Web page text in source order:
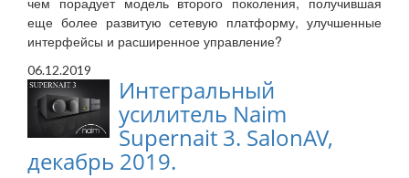
еще более развитую сетевую платформу, улучшенные
интерфейсы и расширенное управление?
06.12.2019
Интегральный
усилитель Naim
Supernait 3. SalonAV,
декабрь 2019.